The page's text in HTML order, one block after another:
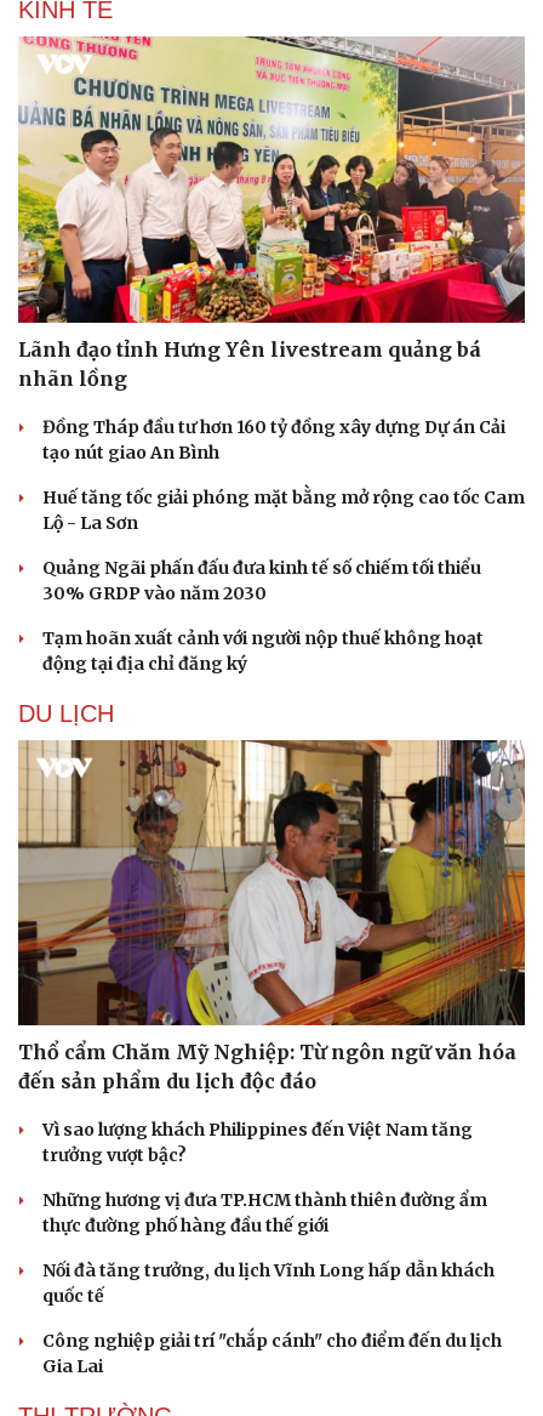
Sân khấu - Điện ảnh
Văn học
Âm nhạc
Di sản
Thời trang
Sao Việt
KINH TẾ
Lãnh đạo tỉnh Hưng Yên livestream quảng bá
nhãn lồng
Đồng Tháp đầu tư hơn 160 tỷ đồng xây dựng Dự án Cải
tạo nút giao An Bình
Huế tăng tốc giải phóng mặt bằng mở rộng cao tốc Cam
Lộ - La Sơn
Quảng Ngãi phấn đấu đưa kinh tế số chiếm tối thiểu
30% GRDP vào năm 2030
Tạm hoãn xuất cảnh với người nộp thuế không hoạt
động tại địa chỉ đăng ký
DU LỊCH
Thổ cẩm Chăm Mỹ Nghiệp: Từ ngôn ngữ văn hóa
đến sản phẩm du lịch độc đáo
Vì sao lượng khách Philippines đến Việt Nam tăng
trưởng vượt bậc?
Những hương vị đưa TP.HCM thành thiên đường ẩm
thực đường phố hàng đầu thế giới
Nối đà tăng trưởng, du lịch Vĩnh Long hấp dẫn khách
quốc tế
Công nghiệp giải trí "chắp cánh" cho điểm đến du lịch
Gia Lai